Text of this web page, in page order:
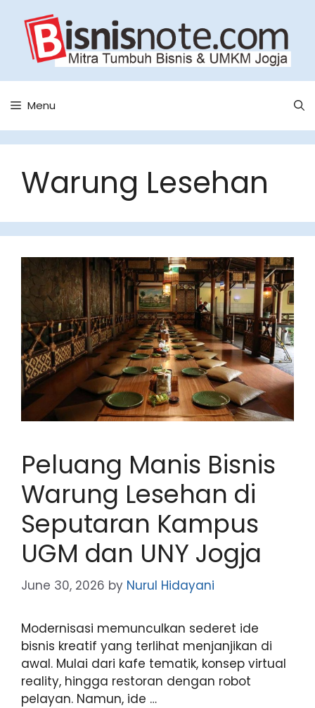
content
Menu
Warung Lesehan
Peluang Manis Bisnis
Warung Lesehan di
Seputaran Kampus
UGM dan UNY Jogja
June 30, 2026 by Nurul Hidayani
Modernisasi memunculkan sederet ide
bisnis kreatif yang terlihat menjanjikan di
awal. Mulai dari kafe tematik, konsep virtual
reality, hingga restoran dengan robot
pelayan. Namun, ide …